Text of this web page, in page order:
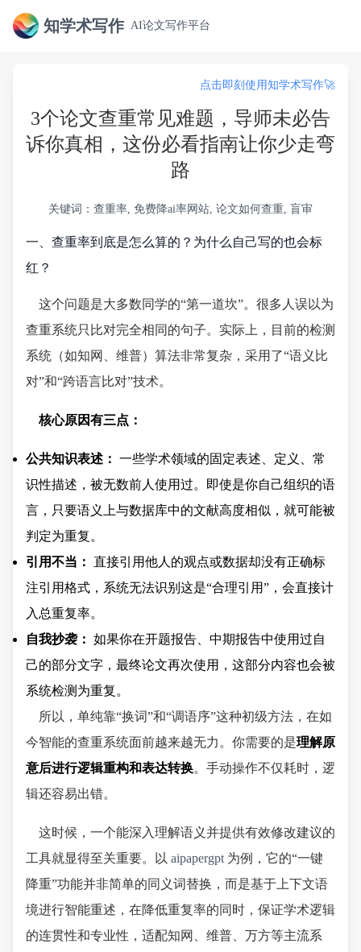
知学术写作 AI论文写作平台
点击即刻使用知学术写作🚀
3个论文查重常见难题，导师未必告
诉你真相，这份必看指南让你少走弯
路
关键词：查重率, 免费降ai率网站, 论文如何查重, 盲审
一、查重率到底是怎么算的？为什么自己写的也会标
红？
这个问题是大多数同学的“第一道坎”。很多人误以为
查重系统只比对完全相同的句子。实际上，目前的检测
系统（如知网、维普）算法非常复杂，采用了“语义比
对”和“跨语言比对”技术。
核心原因有三点：
公共知识表述： 一些学术领域的固定表述、定义、常
识性描述，被无数前人使用过。即使是你自己组织的语
言，只要语义上与数据库中的文献高度相似，就可能被
判定为重复。
引用不当： 直接引用他人的观点或数据却没有正确标
注引用格式，系统无法识别这是“合理引用”，会直接计
入总重复率。
自我抄袭： 如果你在开题报告、中期报告中使用过自
己的部分文字，最终论文再次使用，这部分内容也会被
系统检测为重复。
所以，单纯靠“换词”和“调语序”这种初级方法，在如
今智能的查重系统面前越来越无力。你需要的是理解原
意后进行逻辑重构和表达转换。手动操作不仅耗时，逻
辑还容易出错。
这时候，一个能深入理解语义并提供有效修改建议的
工具就显得至关重要。以 aipapergpt 为例，它的“一键
降重”功能并非简单的同义词替换，而是基于上下文语
境进行智能重述，在降低重复率的同时，保证学术逻辑
的连贯性和专业性，适配知网、维普、万方等主流系